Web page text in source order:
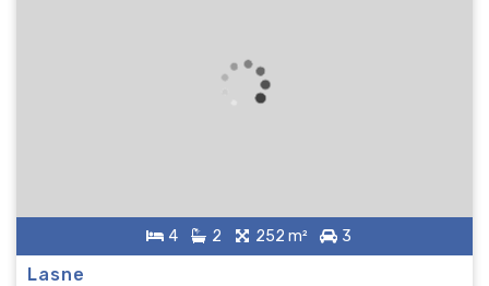
4 2 252 m² 3
Lasne